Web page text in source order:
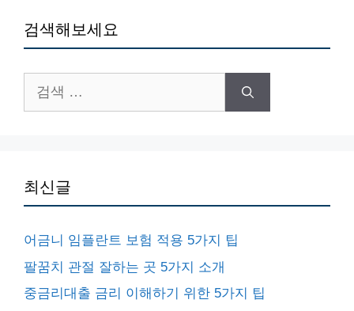
검색해보세요
색:
최신글
어금니 임플란트 보험 적용 5가지 팁
팔꿈치 관절 잘하는 곳 5가지 소개
중금리대출 금리 이해하기 위한 5가지 팁